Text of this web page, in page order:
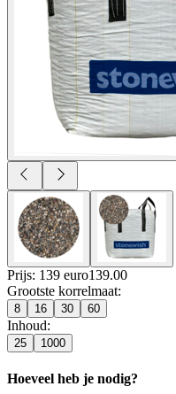
Prijs: 139 euro139.00
Grootste korrelmaat:
8 16 30 60
Inhoud:
25 1000
Hoeveel heb je nodig?